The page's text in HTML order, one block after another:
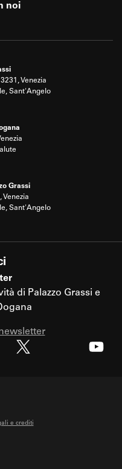
noi
Venezia
Sant'Angelo
Grassi
Venezia
Sant'Angelo
di Palazzo Grassi e
e crediti